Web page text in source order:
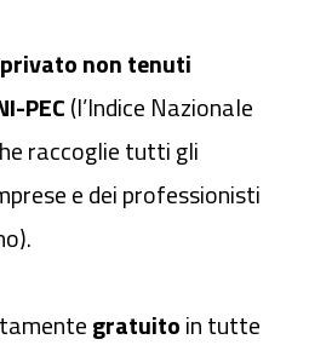
non tenuti
PEC(l’Indice Nazionale
raccoglie tutti gli
e dei professionisti
gratuitoin tutte